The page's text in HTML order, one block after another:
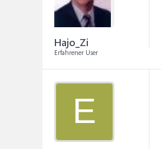
Hajo_Zi
Erfahrener User
E